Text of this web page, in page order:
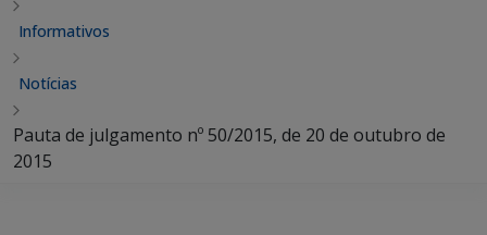
Informativos
Notícias
Pauta de julgamento nº 50/2015, de 20 de outubro de
2015